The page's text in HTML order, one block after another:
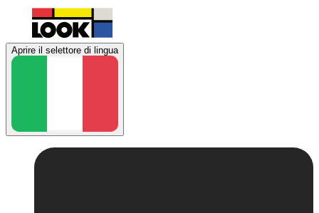
Aprire il selettore di lingua